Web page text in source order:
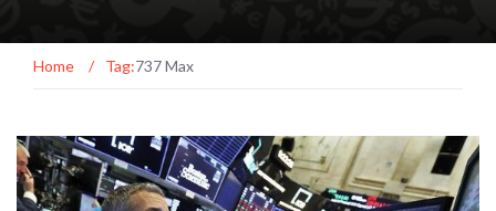
Home / Tag:737 Max